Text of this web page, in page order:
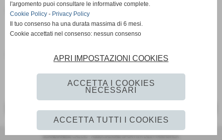
Nella foto : Antonio Rizzuto
asd scandianese-casalgrandese
SCANDIANESE CALCIO - ASSOCIAZIONE SPORTIVA DILETTANTISTICA
l'argomento puoi consultare le informative complete.
Cookie Policy - Privacy Policy
Il tuo consenso ha una durata massima di 6 mesi.
Cookie accettati nel consenso: nessun consenso
APRI IMPOSTAZIONI COOKIES
ACCETTA I COOKIES
NECESSARI
ACCETTA TUTTI I COOKIES